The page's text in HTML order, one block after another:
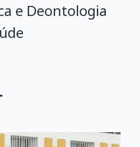
e Deontologia